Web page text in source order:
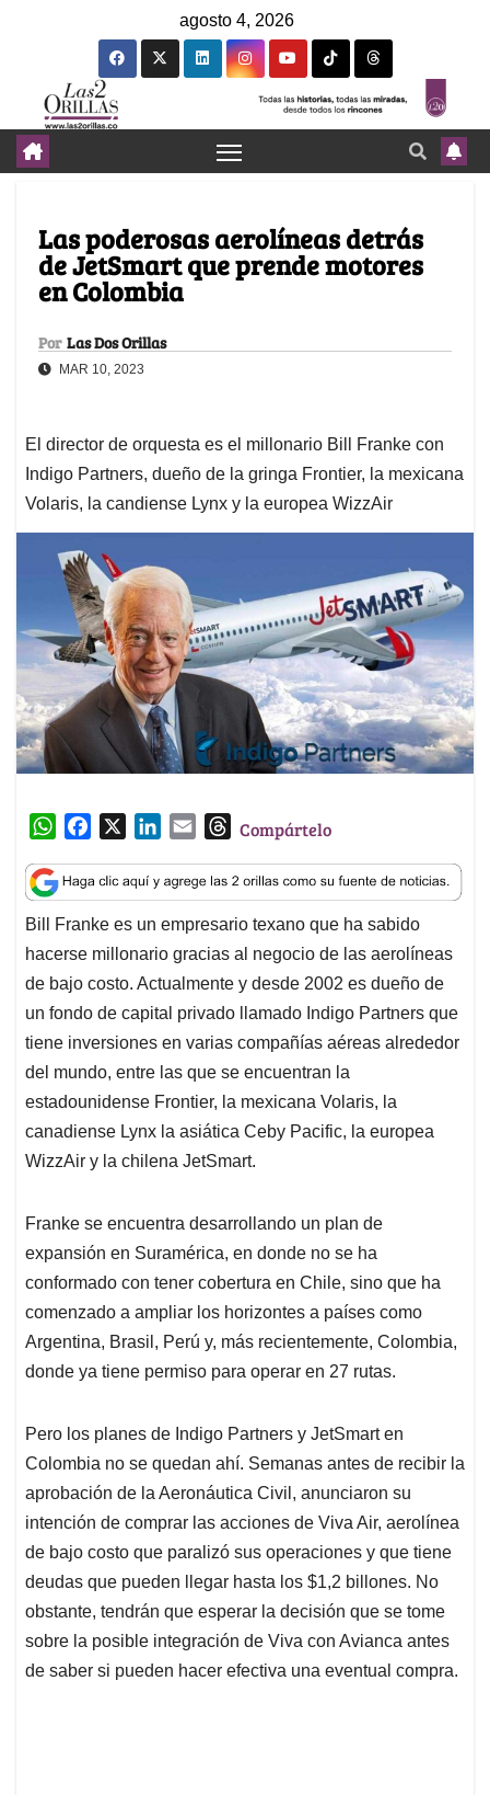
agosto 4, 2026
Las poderosas aerolíneas detrás
de JetSmart que prende motores
en Colombia
Por Las Dos Orillas
MAR 10, 2023
El director de orquesta es el millonario Bill Franke con
Indigo Partners, dueño de la gringa Frontier, la mexicana
Volaris, la candiense Lynx y la europea WizzAir
W
a
t
s
A
p
p
c
e
b
o
o
k
n
k
e
d
I
n
a
i
l
T
r
e
a
d
s
Compártelo
Bill Franke es un empresario texano que ha sabido
hacerse millonario gracias al negocio de las aerolíneas
de bajo costo. Actualmente y desde 2002 es dueño de
un fondo de capital privado llamado Indigo Partners que
tiene inversiones en varias compañías aéreas alrededor
del mundo, entre las que se encuentran la
estadounidense Frontier, la mexicana Volaris, la
canadiense Lynx la asiática Ceby Pacific, la europea
WizzAir y la chilena JetSmart.
Franke se encuentra desarrollando un plan de
expansión en Suramérica, en donde no se ha
conformado con tener cobertura en Chile, sino que ha
comenzado a ampliar los horizontes a países como
Argentina, Brasil, Perú y, más recientemente, Colombia,
donde ya tiene permiso para operar en 27 rutas.
Pero los planes de Indigo Partners y JetSmart en
Colombia no se quedan ahí. Semanas antes de recibir la
aprobación de la Aeronáutica Civil, anunciaron su
intención de comprar las acciones de Viva Air, aerolínea
de bajo costo que paralizó sus operaciones y que tiene
deudas que pueden llegar hasta los $1,2 billones. No
obstante, tendrán que esperar la decisión que se tome
sobre la posible integración de Viva con Avianca antes
de saber si pueden hacer efectiva una eventual compra.